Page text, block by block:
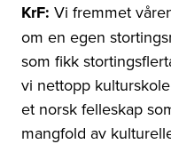
KrF: Vi fremmet
om en egen
som fikk
vi nettopp
et norsk felleskap
mangfold av